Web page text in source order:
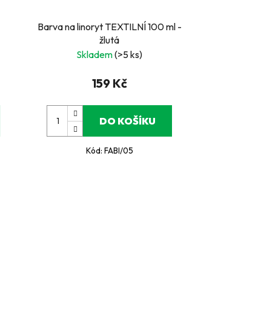
Barva na linoryt TEXTILNÍ 100 ml -
žlutá
Skladem(>5 ks)
159 Kč
DO KOŠÍKU
Kód: FABI/05